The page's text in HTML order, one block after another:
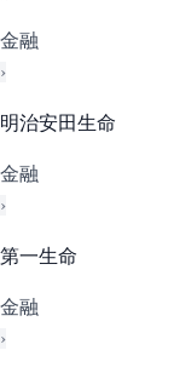
金融
›
明治安田生命
金融
›
第一生命
金融
›